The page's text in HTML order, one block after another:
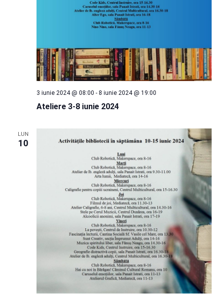
Ateliere 3-8 iunie 2024
3 iunie 2024 @ 08:00 - 8 iunie 2024 @ 19:00
LUN
10